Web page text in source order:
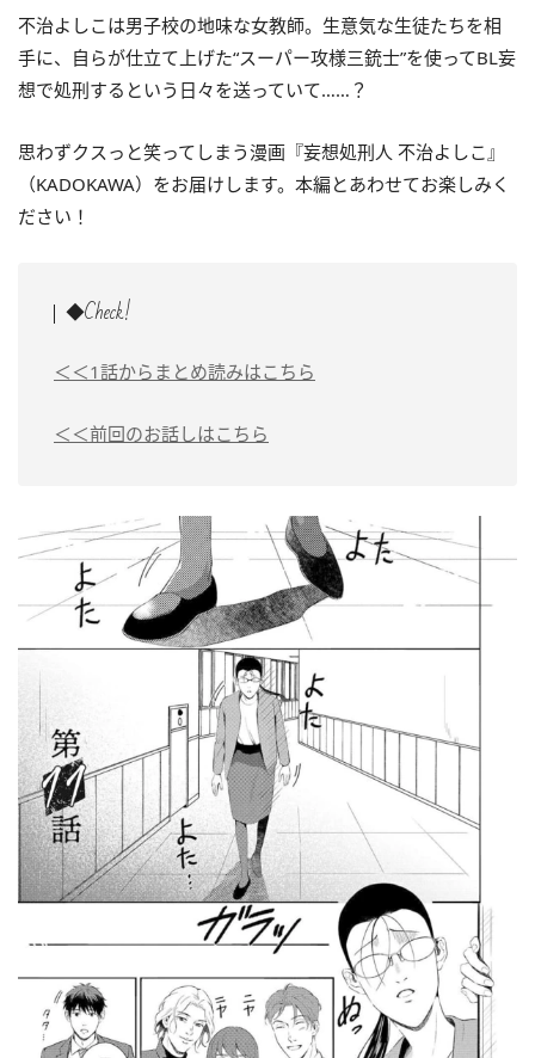
不治よしこは男子校の地味な女教師。生意気な生徒たちを相
手に、自らが仕立て上げた“スーパー攻様三銃士”を使ってBL妄
想で処刑するという日々を送っていて……？
思わずクスっと笑ってしまう漫画『妄想処刑人 不治よしこ』
（KADOKAWA）をお届けします。本編とあわせてお楽しみく
ださい！
◆Check!
＜＜1話からまとめ読みはこちら
＜＜前回のお話しはこちら